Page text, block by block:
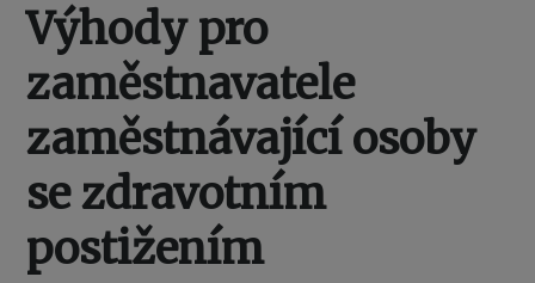
Výhody pro
zaměstnavatele
zaměstnávající osoby
se zdravotním
postižením